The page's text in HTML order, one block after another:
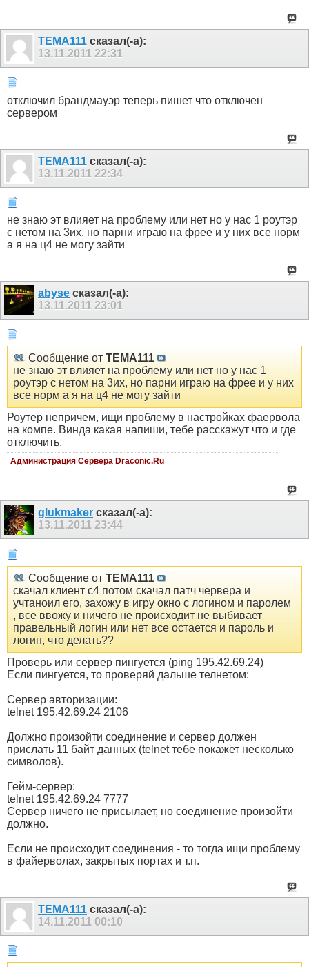
TEMA111 сказал(-а):
13.11.2011 22:31
отключил брандмауэр теперь пишет что отключен
сервером
TEMA111 сказал(-а):
13.11.2011 22:34
не знаю эт влияет на проблему или нет но у нас 1 роутэр
с нетом на 3их, но парни играю на фрее и у них все норм
а я на ц4 не могу зайти
abyse сказал(-а):
13.11.2011 23:01
Сообщение от TEMA111
не знаю эт влияет на проблему или нет но у нас 1
роутэр с нетом на 3их, но парни играю на фрее и у них
все норм а я на ц4 не могу зайти
Роутер непричем, ищи проблему в настройках фаервола
на компе. Винда какая напиши, тебе расскажут что и где
отключить.
Администрация Сервера Draconic.Ru
glukmaker сказал(-а):
13.11.2011 23:44
Сообщение от TEMA111
скачал клиент с4 потом скачал патч червера и
учтаноил его, захожу в игру окно с логином и паролем
, все ввожу и ничего не происходит не выбивает
правельный логин или нет все остается и пароль и
логин, что делать??
Проверь или сервер пингуется (ping 195.42.69.24)
Если пингуется, то проверяй дальше телнетом:
Сервер авторизации:
telnet 195.42.69.24 2106
Должно произойти соединение и сервер должен
прислать 11 байт данных (telnet тебе покажет несколько
символов).
Гейм-сервер:
telnet 195.42.69.24 7777
Сервер ничего не присылает, но соединение произойти
должно.
Если не происходит соединения - то тогда ищи проблему
в файерволах, закрытых портах и т.п.
TEMA111 сказал(-а):
14.11.2011 00:10